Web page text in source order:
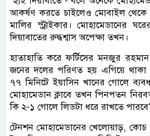
আকর্ষণ করতে চাইলেও মোবাইল
মালির স্ট্রাইকার। মোহামেডানের
দিয়াবাতের রুদ্ধশ্বাস অপেক্ষা তখন।
হাতাহাতি করে ফর্টিসের মনজুর
জনের দলের পরিণত হয় এগিয়ে থাকা
৭৭ মিনিটে ইয়াসিন খানের গোলে
মোহামেডান ক্লাবে তখন পিনপতন
কি ২-১ গোলে লিডটা ধরে রাখতে
টেনশন মোহামেডানের খেলোয়াড়, কোচ